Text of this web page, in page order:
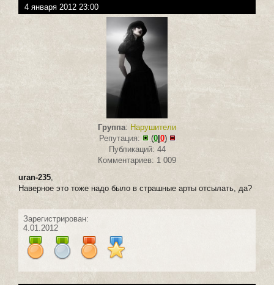
4 января 2012 23:00
Группа: Нарушители
Репутация:
(0| 0)
Публикаций: 44
Комментариев: 1 009
uran-235,
Наверное это тоже надо было в страшные арты отсылать, да?
Зарегистрирован:
4.01.2012